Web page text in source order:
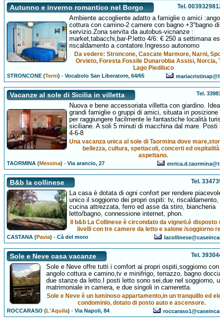
Autunno e inverno romantico nel Borgo Tel.
Ambiente accogliente adatto a famiglie o amici
cottura con camino-2 camere con bagno +3°bagno di
servizio.Zona servita da autobus-vicnanze :
market,tabacchi,bar-P.letto 4/6: € 250 a settimana
riscaldamento a contatore.Ingresso autonomo
Da vedere: Stroncone, Cascate Marmore, Narni,
Orvieto, Foresta Fossile Dunarobba Assisi, Norcia,
Lago Piediluco
STRONCONE (Terni) -Vocabolo San Liberatore, 64/65
Vacanze al sole di Sicilia in villetta Tel.
Nuova e bene accessoriata villetta con giardino.
grandi famiglie o gruppi di amici, situata in posizione
per raggiungere facilmente le fantastiche località
siciliane. A soli 5 minuti di macchina dal mare. Posti
4-6-8
Una vacanza unica al sole di Taormina dove
bellezza, cultura, spettacoli, concerti ed
aspettano.
TAORMINA (Messina) -Via arancio, 27
B&b la collinese Tel.
La casa è dotata di ogni confort per rendere
unico il soggiorno dei propri ospiti: tv, riscaldamento,
cucina attrezzata, ferro ed asse da stiro, biancheria
letto/bagno, connessione internet, phon.
Il b&b La Collinese è circondato da vigneti.è disposto
livelli con tre camere da letto e salone /soggiorno
CASTANA (Pavia) -Cà del moro
Sole e Neve casa vacanze Tel.
Sole e Neve offre tutti i comfort ai propri ospiti,soggiorno con
angolo cottura e camino,tv e minifrigo, terrazzo, bagno
due stanze da letto.I posti letto sono sei,due nel soggiorno,
matrimoniale in camera, e due singoli in cameretta.
Sole e Neve è un luminoso appartamento,in un tranquillo ed
condominio, dotato di posto auto e ascensore.
ROCCARASO (L'Aquila) -Via Napoli, 84